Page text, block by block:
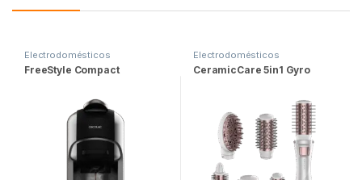
Electrodomésticos
FreeStyle Compact
Electrodomésticos
CeramicCare 5in1 Gyro